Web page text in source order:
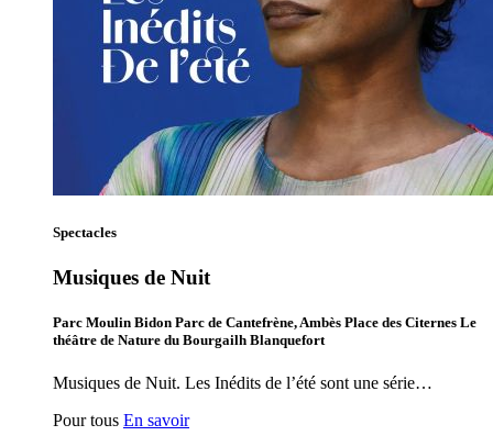
Spectacles
Musiques de Nuit
Parc Moulin Bidon Parc de Cantefrène, Ambès Place des Citernes Le
théâtre de Nature du Bourgailh Blanquefort
Musiques de Nuit. Les Inédits de l’été sont une série…
Pour tous En savoir